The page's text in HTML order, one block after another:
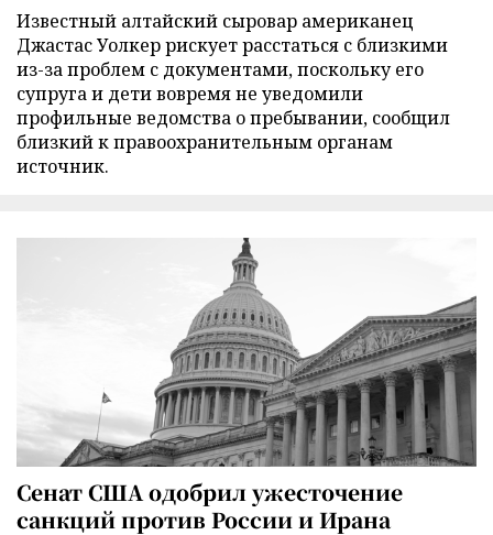
Известный алтайский сыровар американец
Джастас Уолкер рискует расстаться с близкими
из-за проблем с документами, поскольку его
супруга и дети вовремя не уведомили
профильные ведомства о пребывании, сообщил
близкий к правоохранительным органам
источник.
Сенат США одобрил ужесточение
санкций против России и Ирана